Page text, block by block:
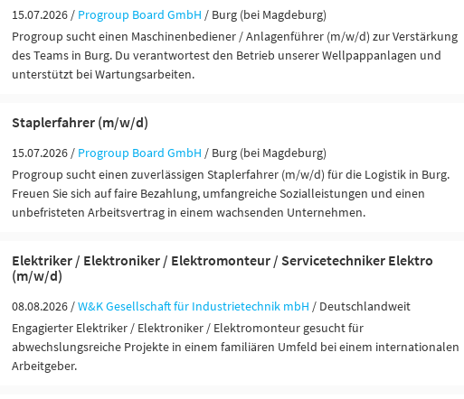
15.07.2026 / Progroup Board GmbH / Burg (bei Magdeburg)
Progroup sucht einen Maschinenbediener / Anlagenführer (m/w/d) zur Verstärkung
des Teams in Burg. Du verantwortest den Betrieb unserer Wellpappanlagen und
unterstützt bei Wartungsarbeiten.
Staplerfahrer (m/w/d)
15.07.2026 / Progroup Board GmbH / Burg (bei Magdeburg)
Progroup sucht einen zuverlässigen Staplerfahrer (m/w/d) für die Logistik in Burg.
Freuen Sie sich auf faire Bezahlung, umfangreiche Sozialleistungen und einen
unbefristeten Arbeitsvertrag in einem wachsenden Unternehmen.
Elektriker / Elektroniker / Elektromonteur / Servicetechniker Elektro
(m/w/d)
08.08.2026 /W&K Gesellschaft für Industrietechnik mbH / Deutschlandweit
Engagierter Elektriker / Elektroniker / Elektromonteur gesucht für
abwechslungsreiche Projekte in einem familiären Umfeld bei einem internationalen
Arbeitgeber.